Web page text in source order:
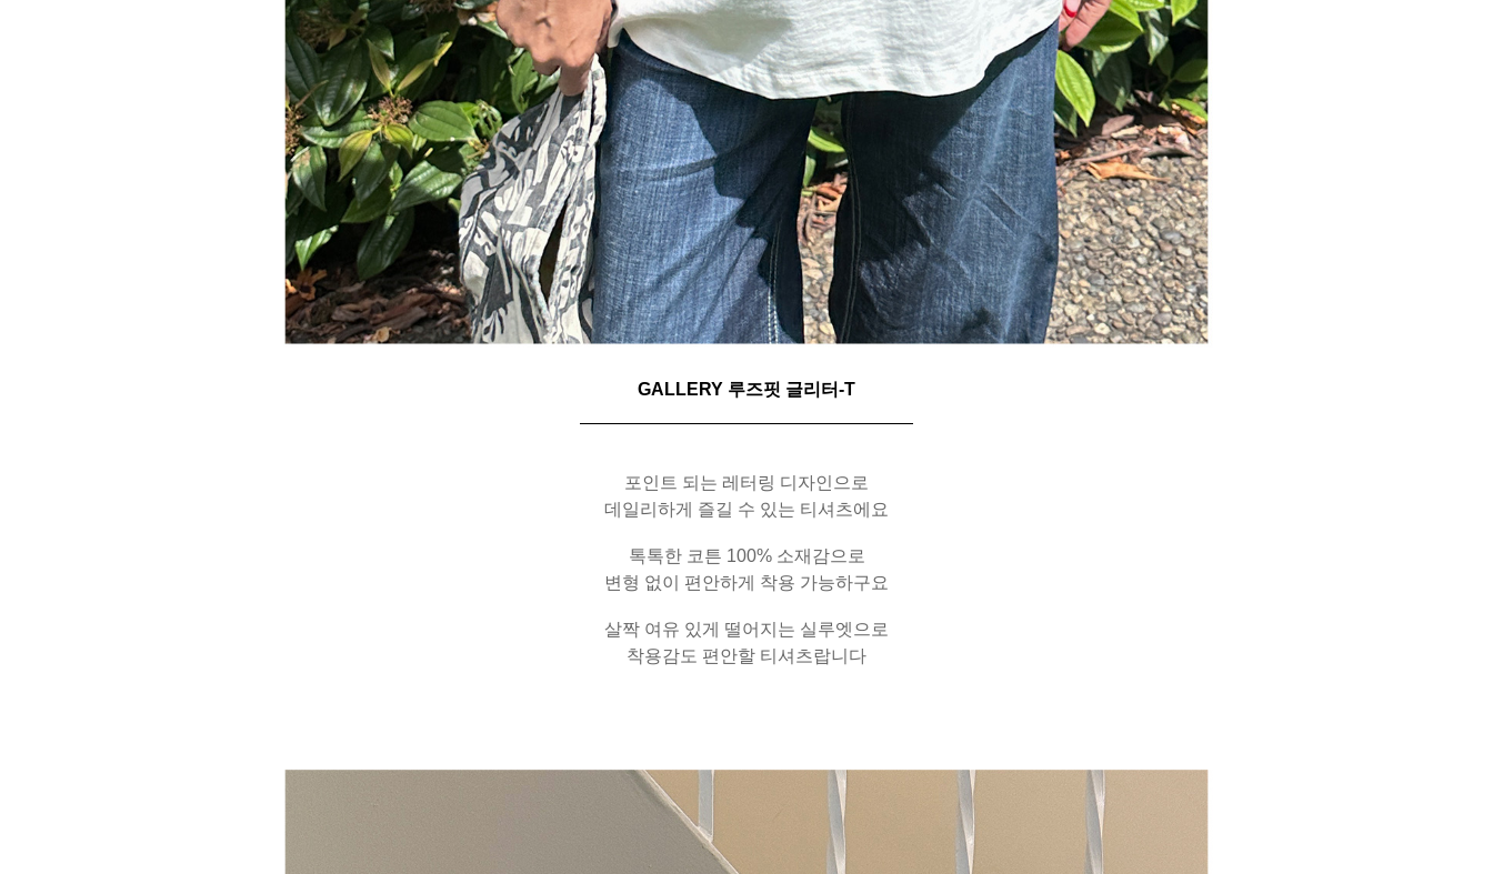
GALLERY 루즈핏 글리터-T
포인트 되는 레터링 디자인으로
데일리하게 즐길 수 있는 티셔츠에요
톡톡한 코튼 100% 소재감으로
변형 없이 편안하게 착용 가능하구요
살짝 여유 있게 떨어지는 실루엣으로
착용감도 편안할 티셔츠랍니다